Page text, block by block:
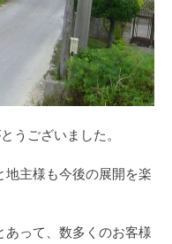
うございました。
地主様も今後の展開を楽
あって、数多くのお客様